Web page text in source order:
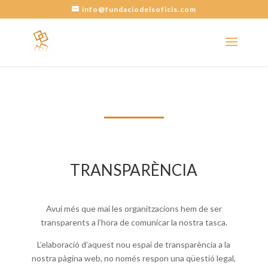
info@fundaciodelsoficis.com
TRANSPARÈNCIA
Avui més que mai les organitzacions hem de ser
transparents a l’hora de comunicar la nostra tasca.
L’elaboració d’aquest nou espai de transparència a la
nostra pàgina web, no només respon una qüestió legal,